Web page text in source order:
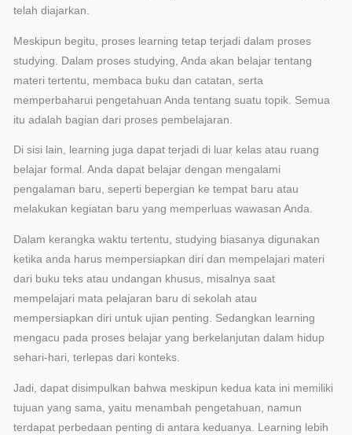
berarti lebih spesifik dalam proses mempelajari dan
Meskipun begitu, proses learning tetap terjadi dalam proses
studying. Dalam proses studying, Anda akan belajar tentang
materi tertentu, membaca buku dan catatan, serta
memperbaharui pengetahuan Anda tentang suatu topik.
Di sisi lain, learning juga dapat terjadi di luar kelas atau
ruang belajar formal. Anda dapat belajar dengan
mengalami pengalaman baru, seperti bepergian ke tempat
wawasan Anda.
Dalam kerangka waktu tertentu, studying biasanya
digunakan ketika anda harus mempersiapkan diri dan
mempelajari materi dari buku teks atau undangan khusus,
misalnya saat mempelajari mata pelajaran baru di sekolah
atau mempersiapkan diri untuk ujian penting. Sedangkan
dalam hidup sehari-hari, terlepas dari konteks.
Jadi, dapat disimpulkan bahwa meskipun kedua kata ini